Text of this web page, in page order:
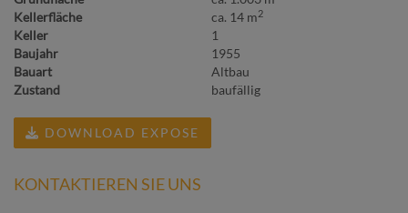
Kellerfläche ca. 14 m2
Keller
1
Baujahr
1955
Bauart
Altbau
Zustand
baufällig
DOWNLOAD EXPOSE
KONTAKTIEREN SIE UNS